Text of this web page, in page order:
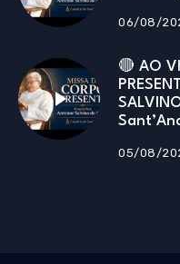
06/08/
🔴 AO
05/08/